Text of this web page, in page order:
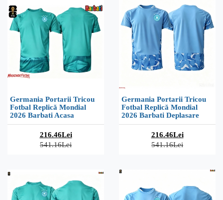
Germania Portarii Tricou
Fotbal Replică Mondial
2026 Barbati Acasa
216.46Lei
541.16Lei
Germania Portarii Tricou
Fotbal Replică Mondial
2026 Barbati Deplasare
216.46Lei
541.16Lei